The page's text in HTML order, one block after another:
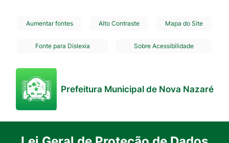
Seção
atalhos
e
links
de
acessibilidade
conteúdo
[alt+1]
para
Aumentar fontes Alto Contraste Mapa do Site
Fonte para Dislexia Sobre Acessibilidade
Prefeitura Municipal de Nova Nazaré